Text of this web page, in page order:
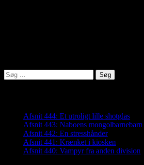
Søg
efter:
Afsnit 444: Et utroligt lille shotglas
Afsnit 443: Naboens mongolbarnebarn
Afsnit 442: En stresshånder
Afsnit 441: Krænket i kiosken
Afsnit 440: Vampyr fra anden division